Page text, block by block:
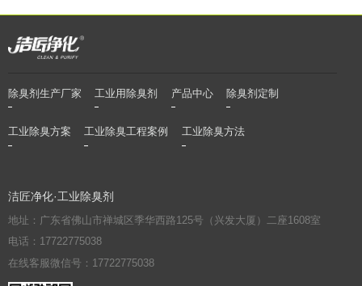
除臭剂生产厂家 工业用除臭剂 产品中心 除臭剂定制
工业除臭方案 工业除臭工程案例 工业除臭方法
洁匠净化·工业除臭剂
地址：广东省佛山市禅城区季华西路125号（兴发大厦）二座1608室
电话：17722775038
在线客服微信号：17722775038